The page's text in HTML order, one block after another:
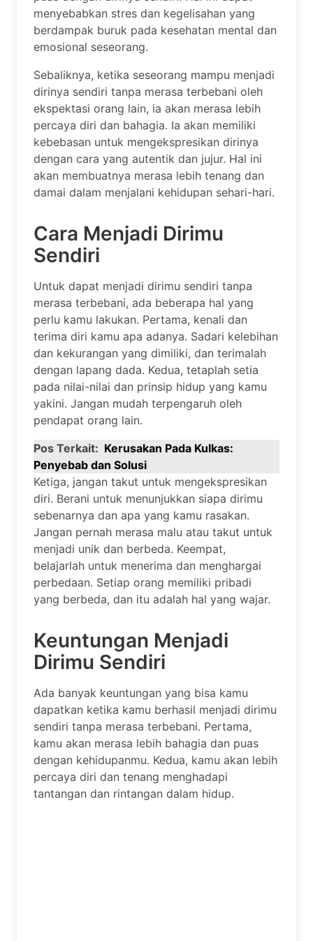
menyebabkan stres dan kegelisahan yang
berdampak buruk pada kesehatan mental dan
emosional seseorang.
Sebaliknya, ketika seseorang mampu menjadi
dirinya sendiri tanpa merasa terbebani oleh
ekspektasi orang lain, ia akan merasa lebih
percaya diri dan bahagia. Ia akan memiliki
kebebasan untuk mengekspresikan dirinya
dengan cara yang autentik dan jujur. Hal ini
akan membuatnya merasa lebih tenang dan
damai dalam menjalani kehidupan sehari-hari.
Cara Menjadi Dirimu
Sendiri
Untuk dapat menjadi dirimu sendiri tanpa
merasa terbebani, ada beberapa hal yang
perlu kamu lakukan. Pertama, kenali dan
terima diri kamu apa adanya. Sadari kelebihan
dan kekurangan yang dimiliki, dan terimalah
dengan lapang dada. Kedua, tetaplah setia
pada nilai-nilai dan prinsip hidup yang kamu
yakini. Jangan mudah terpengaruh oleh
pendapat orang lain.
Pos Terkait: Kerusakan Pada Kulkas:
Penyebab dan Solusi
Ketiga, jangan takut untuk mengekspresikan
diri. Berani untuk menunjukkan siapa dirimu
sebenarnya dan apa yang kamu rasakan.
Jangan pernah merasa malu atau takut untuk
menjadi unik dan berbeda. Keempat,
belajarlah untuk menerima dan menghargai
perbedaan. Setiap orang memiliki pribadi
yang berbeda, dan itu adalah hal yang wajar.
Keuntungan Menjadi
Dirimu Sendiri
Ada banyak keuntungan yang bisa kamu
dapatkan ketika kamu berhasil menjadi dirimu
sendiri tanpa merasa terbebani. Pertama,
kamu akan merasa lebih bahagia dan puas
dengan kehidupanmu. Kedua, kamu akan lebih
percaya diri dan tenang menghadapi
tantangan dan rintangan dalam hidup.